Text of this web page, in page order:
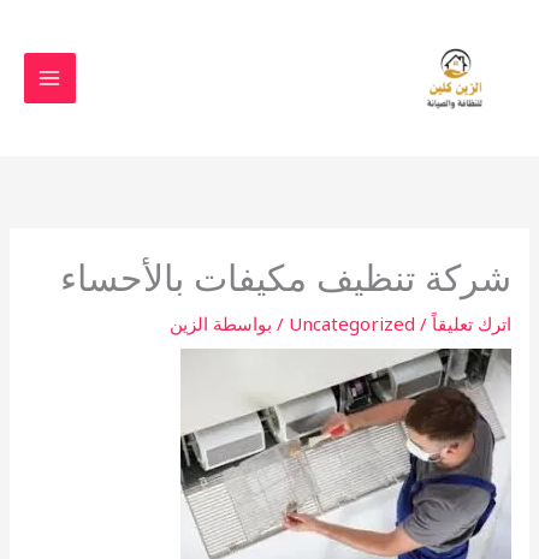
شركة تنظيف مكيفات بالأحساء
اترك تعليقاً /
Uncategorized / بواسطة الزين